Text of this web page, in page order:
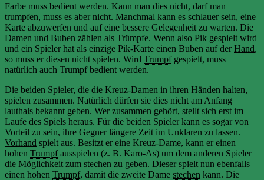
Farbe muss bedient werden. Kann man dies nicht, darf man
trumpfen, muss es aber nicht. Manchmal kann es schlauer sein, eine
Karte abzuwerfen und auf eine bessere Gelegenheit zu warten. Die
Damen und Buben zählen als Trümpfe. Wenn also Pik gespielt wird
und ein Spieler hat als einzige Pik-Karte einen Buben auf derHand,
so muss er diesen nicht spielen. Wird Trumpfgespielt, muss
natürlich auch Trumpfbedient werden.
Die beiden Spieler, die die Kreuz-Damen in ihren Händen halten,
spielen zusammen. Natürlich dürfen sie dies nicht am Anfang
lauthals bekannt geben. Wer zusammen gehört, stellt sich erst im
Laufe des Spiels heraus. Für die beiden Spieler kann es sogar von
Vorteil zu sein, ihre Gegner längere Zeit im Unklaren zu lassen.
Vorhand spielt aus. Besitzt er eine Kreuz-Dame, kann er einen
hohen Trumpfausspielen (z. B. Karo-As) um dem anderen Spieler
die Möglichkeit zum stechen zu geben. Dieser spielt nun ebenfalls
einen hohen Trumpf, damit die zweite Dame stechen kann. Die